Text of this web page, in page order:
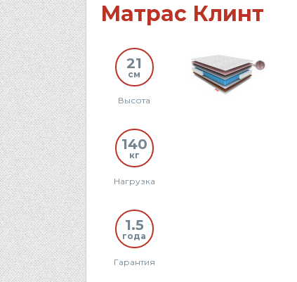
Матрас Клинт
21
см
Высота
140
кг
Нагрузка
1.5
года
Гарантия